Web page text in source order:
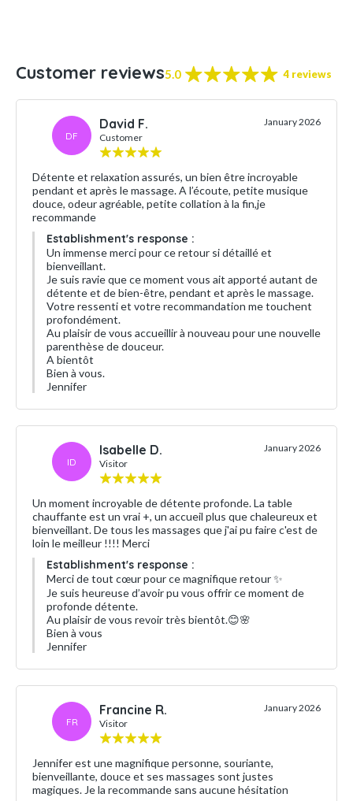
Customer reviews5.0 4 reviews
DF
David F.
Customer
January 2026
Détente et relaxation assurés, un bien être incroyable
pendant et après le massage. A l’écoute, petite musique
douce, odeur agréable, petite collation à la fin,je
recommande
Establishment's response :
Un immense merci pour ce retour si détaillé et
bienveillant.
Je suis ravie que ce moment vous ait apporté autant de
détente et de bien-être, pendant et après le massage.
Votre ressenti et votre recommandation me touchent
profondément.
Au plaisir de vous accueillir à nouveau pour une nouvelle
parenthèse de douceur.
A bientôt
Bien à vous.
Jennifer
ID
Isabelle D.
Visitor
January 2026
Un moment incroyable de détente profonde. La table
chauffante est un vrai +, un accueil plus que chaleureux et
bienveillant. De tous les massages que j'ai pu faire c'est de
loin le meilleur !!!! Merci
Establishment's response :
Merci de tout cœur pour ce magnifique retour ✨
Je suis heureuse d’avoir pu vous offrir ce moment de
profonde détente.
Au plaisir de vous revoir très bientôt.😊🌸
Bien à vous
Jennifer
FR
Francine R.
Visitor
January 2026
Jennifer est une magnifique personne, souriante,
bienveillante, douce et ses massages sont justes
magiques. Je la recommande sans aucune hésitation